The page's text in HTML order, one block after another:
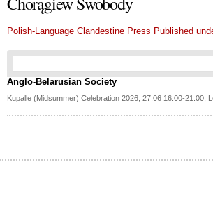
Polish-Language Clandestine Press Published
Search form
Anglo-Belarusian Society
Kupalle (Midsummer) Celebration 2026, 27.06 16:00-21:00,